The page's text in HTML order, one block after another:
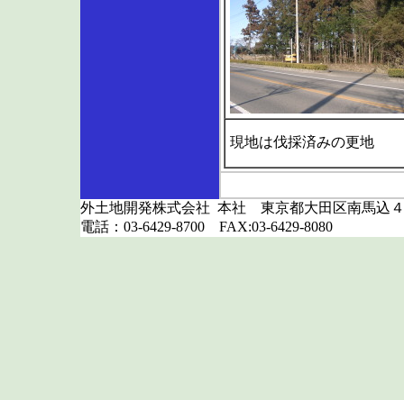
現地は伐採済みの更地
外土地開発株式会社 本社 東京都大田区南馬込
電話：03-6429-8700 FAX:03-6429-8080